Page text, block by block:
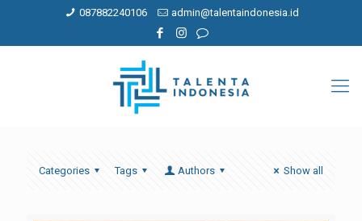
087882240106 admin@talentaindonesia.id
Categories Tags Authors Show all